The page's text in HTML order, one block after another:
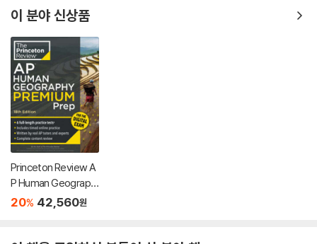
이 분야 신상품
Princeton Review A
P Human Geograph
y Premium Prep, 18t
20% 42,560원